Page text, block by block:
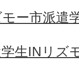
ー市派遣
生INリズ